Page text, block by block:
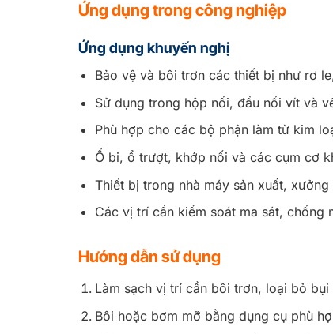
Ứng dụng trong công nghiệp
Ứng dụng khuyến nghị
Bảo vệ và bôi trơn các thiết bị như rơ
Sử dụng trong hộp nối, đầu nối vít và
Phù hợp cho các bộ phận làm từ kim
Ổ bi, ổ trượt, khớp nối và các cụm cơ
Thiết bị trong nhà máy sản xuất,
Các vị trí cần kiểm soát ma sát, chống
Hướng dẫn sử dụng
Làm sạch vị trí cần bôi trơn, loại bỏ
Bôi hoặc bơm mỡ bằng dụng cụ phù